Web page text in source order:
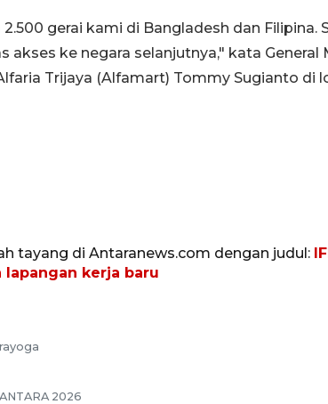
2.500 gerai kami di Bangladesh dan Filipina.
akses ke negara selanjutnya," kata
Trijaya (Alfamart) Tommy Sugianto di
tayang di Antaranews.com dengan judul:
lapangan kerja baru
2026